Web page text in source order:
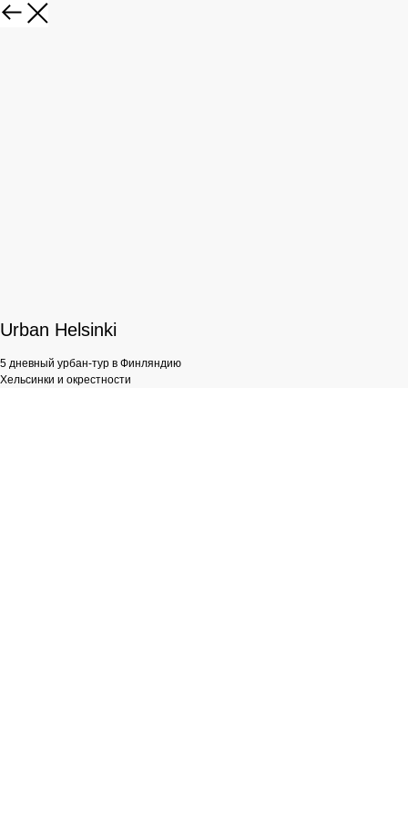
Urban Helsinki
5 дневный урбан-тур в Финляндию
Хельсинки и окрестности